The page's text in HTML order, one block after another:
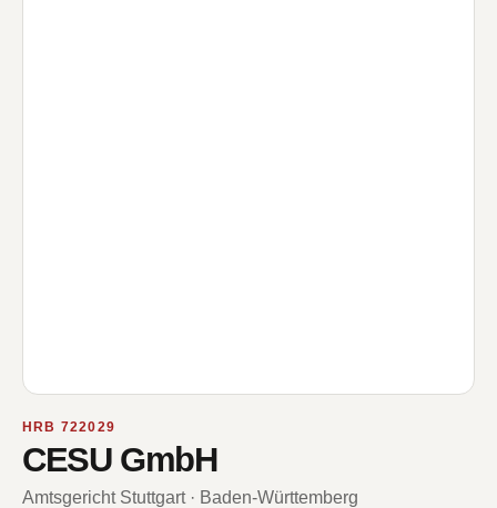
HRB 722029
CESU GmbH
Amtsgericht Stuttgart · Baden-Württemberg